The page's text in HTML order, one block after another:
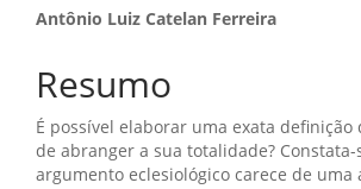
Conteúdo
do
artigo
principal
Antônio Luiz Catelan Ferreira
Resumo
É possível elaborar uma exata definição
de abranger a sua totalidade? Constata-
argumento eclesiológico carece de uma